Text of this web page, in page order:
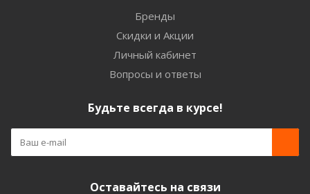
Бренды
Скидки и Акции
Личный кабинет
Вопросы и ответы
Будьте всегда в курсе!
Оставайтесь на связи